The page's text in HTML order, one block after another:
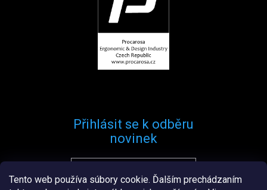
Tento web používa súbory cookie. Ďalším prechádzaním
Přihlásit se k odběru
novinek
Přihlásit se